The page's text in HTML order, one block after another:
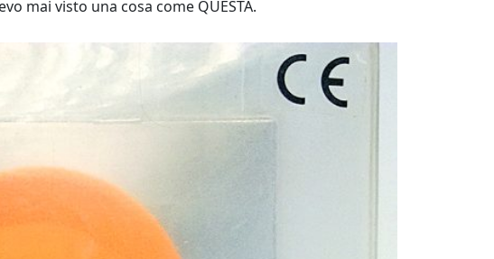
mai visto una cosa come QUESTA.